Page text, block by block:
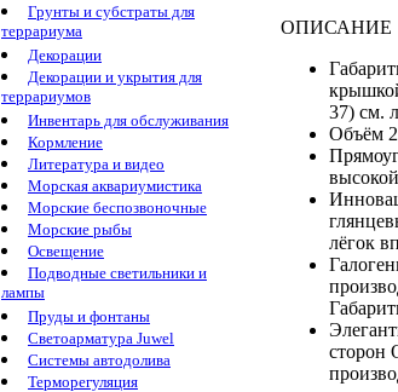
Грунты и субстраты для
террариума
Декорации
Декорации и укрытия для
террариумов
Инвентарь для обслуживания
Кормление
Литература и видео
Морская аквариумистика
Морские беспозвоночные
Морские рыбы
Освещение
Подводные светильники и
лампы
Пруды и фонтаны
Светоарматура Juwel
Системы автодолива
Терморегуляция
ОПИСАНИЕ
37) см.
Объём
высокой
лёгок